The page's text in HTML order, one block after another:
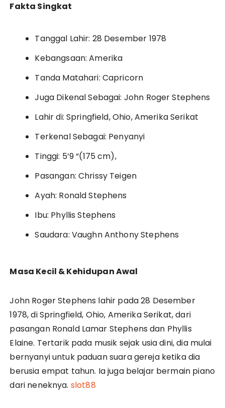
Fakta Singkat
Tanggal Lahir: 28 Desember 1978
Kebangsaan: Amerika
Tanda Matahari: Capricorn
Juga Dikenal Sebagai: John Roger Stephens
Lahir di: Springfield, Ohio, Amerika Serikat
Terkenal Sebagai: Penyanyi
Tinggi: 5’9 “(175 cm),
Pasangan: Chrissy Teigen
Ayah: Ronald Stephens
Ibu: Phyllis Stephens
Saudara: Vaughn Anthony Stephens
Masa Kecil & Kehidupan Awal
John Roger Stephens lahir pada 28 Desember
1978, di Springfield, Ohio, Amerika Serikat, dari
pasangan Ronald Lamar Stephens dan Phyllis
Elaine. Tertarik pada musik sejak usia dini, dia mulai
bernyanyi untuk paduan suara gereja ketika dia
berusia empat tahun. Ia juga belajar bermain piano
dari neneknya. slot88